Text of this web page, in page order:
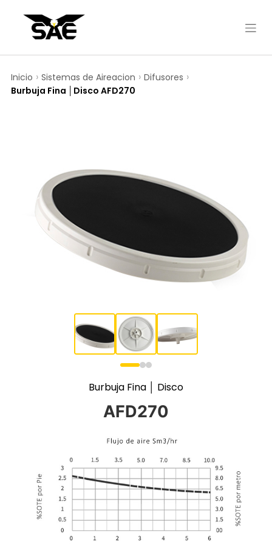
Inicio Sistemas de Aireacion
Difusores
Burbuja Fina │Disco AFD270
Burbuja Fina │ Disco
AFD270